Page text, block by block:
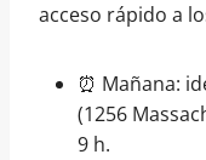
acceso rápido a
⏰ Mañana:
(1256
9 h.